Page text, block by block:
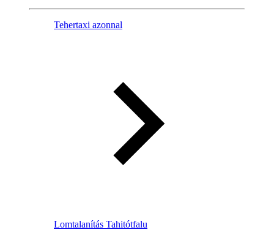
Tehertaxi azonnal
Lomtalanítás Tahitótfalu